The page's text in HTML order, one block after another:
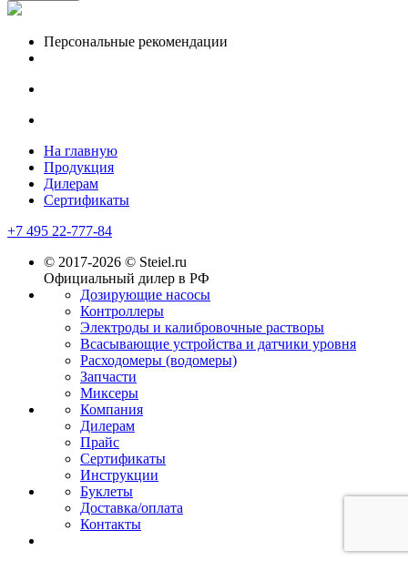
Персональные рекомендации
На главную
Продукция
Дилерам
Сертификаты
+7 495 22-777-84
© 2017-2026 © Steiel.ru
Официальный дилер в РФ
Дозирующие насосы
Контроллеры
Электроды и калибровочные растворы
Всасывающие устройства и датчики уровня
Расходомеры (водомеры)
Запчасти
Миксеры
Компания
Дилерам
Прайс
Сертификаты
Инструкции
Буклеты
Доставка/оплата
Контакты